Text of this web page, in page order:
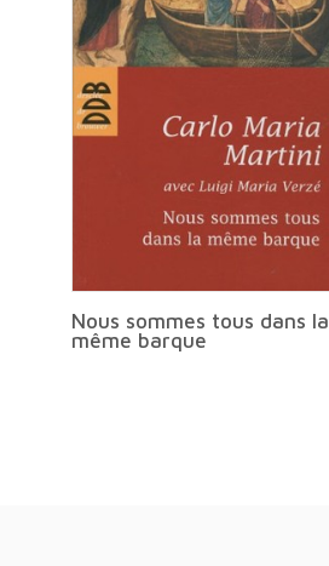
Nous sommes tous dans la
même barque